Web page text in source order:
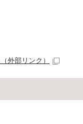
（外部リンク）